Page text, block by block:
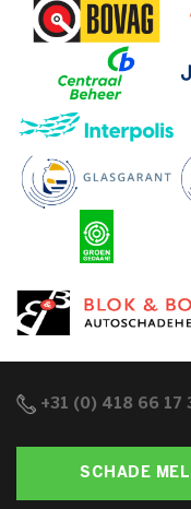
+31 (0) 418 66 17
SCHADE